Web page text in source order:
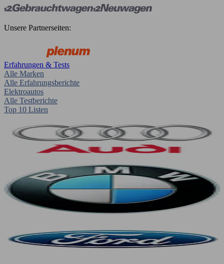
Unsere Partnerseiten:
Erfahrungen & Tests
Alle Marken
Alle Erfahrungsberichte
Elektroautos
Alle Testberichte
Top 10 Listen